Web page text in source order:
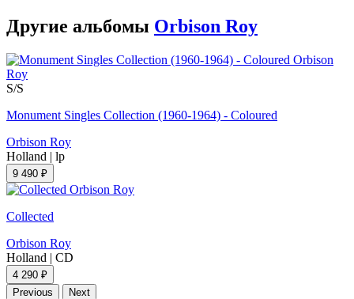
Другие альбомы Orbison Roy
S/S
Monument Singles Collection (1960-1964) - Coloured
Orbison Roy
Holland | lp
9 490 ₽
Collected
Orbison Roy
Holland | CD
4 290 ₽
Previous
Next